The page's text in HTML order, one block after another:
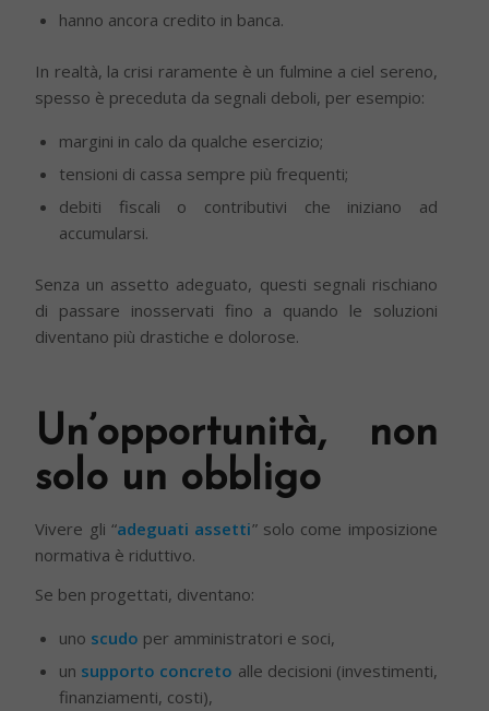
hanno ancora credito in banca.
In realtà, la crisi raramente è un fulmine a ciel sereno,
spesso è preceduta da segnali deboli, per esempio:
margini in calo da qualche esercizio;
tensioni di cassa sempre più frequenti;
debiti fiscali o contributivi che iniziano ad
accumularsi.
Senza un assetto adeguato, questi segnali rischiano
di passare inosservati fino a quando le soluzioni
diventano più drastiche e dolorose.
Un’opportunità, non
solo un obbligo
Vivere gli “adeguati assetti” solo come imposizione
normativa è riduttivo.
Se ben progettati, diventano:
uno scudo per amministratori e soci,
un supporto concreto alle decisioni (investimenti,
finanziamenti, costi),